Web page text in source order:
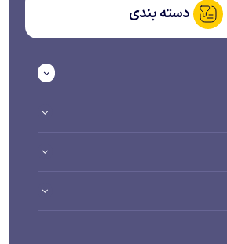
دسته بندی